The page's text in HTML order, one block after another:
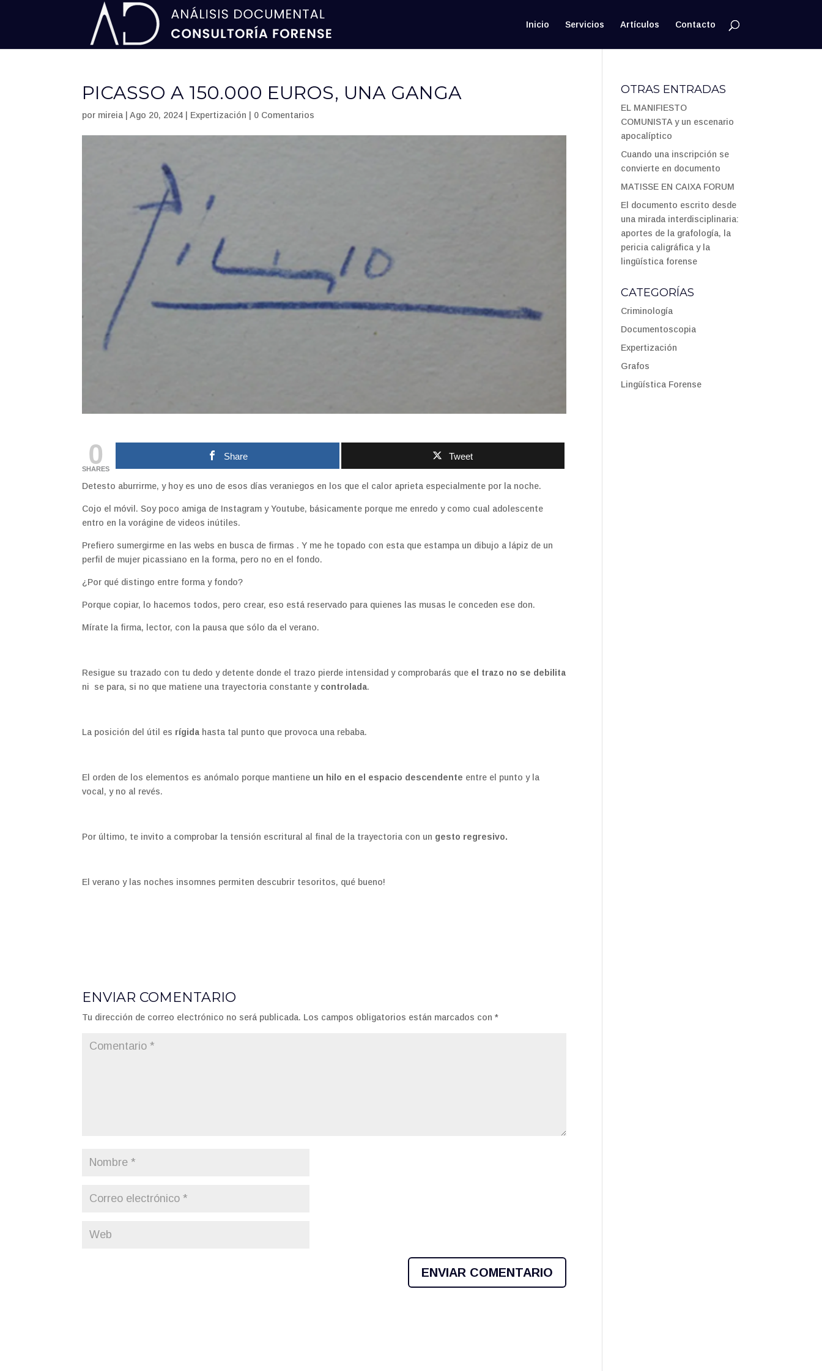
Inicio Servicios Artículos Contacto
PICASSO A 150.000 EUROS, UNA GANGA
por mireia |Ago 20, 2024 Expertización 0 Comentarios
0
SHARES
Share Tweet
Detesto aburrirme, y hoy es uno de esos días veraniegos en los que el calor aprieta especialmente por la noche.
Cojo el móvil. Soy poco amiga de Instagram y Youtube, básicamente porque me enredo y como cual adolescente
entro en la vorágine de videos inútiles.
Prefiero sumergirme en las webs en busca de firmas . Y me he topado con esta que estampa un dibujo a lápiz de un
perfil de mujer picassiano en la forma, pero no en el fondo.
¿Por qué distingo entre forma y fondo?
Porque copiar, lo hacemos todos, pero crear, eso está reservado para quienes las musas le conceden ese don.
Mírate la firma, lector, con la pausa que sólo da el verano.
Resigue su trazado con tu dedo y detente donde el trazo pierde intensidad y comprobarás que el trazo no se debilita
ni se para, si no que matiene una trayectoria constante y controlada.
La posición del útil es rígida hasta tal punto que provoca una rebaba.
El orden de los elementos es anómalo porque mantiene un hilo en el espacio descendente entre el punto y la
vocal, y no al revés.
Por último, te invito a comprobar la tensión escritural al final de la trayectoria con un gesto regresivo.
El verano y las noches insomnes permiten descubrir tesoritos, qué bueno!
ENVIAR COMENTARIO
Tu dirección de correo electrónico no será publicada. Los campos obligatorios están marcados con*
OTRAS ENTRADAS
EL MANIFIESTO
COMUNISTA y un escenario
apocalíptico
Cuando una inscripción se
convierte en documento
MATISSE EN CAIXA FORUM
El documento escrito desde
una mirada interdisciplinaria:
aportes de la grafología, la
pericia caligráfica y la
lingüística forense
CATEGORÍAS
Criminología
Documentoscopia
Expertización
Grafos
Lingüística Forense